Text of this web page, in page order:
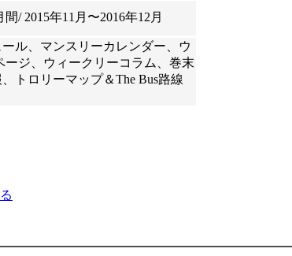
/ 2015年11月〜2016年12月
ル、マンスリーカレンダー、ウ
ージ、ウィークリーコラム、巻末
トロリーマップ＆The Bus路線